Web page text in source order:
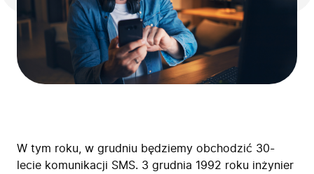
W tym roku, w grudniu będziemy obchodzić 30-
lecie komunikacji SMS. 3 grudnia 1992 roku inżynier